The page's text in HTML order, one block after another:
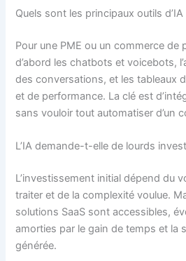
Quels sont les principaux outils
Pour une PME ou un commerce de
d’abord les chatbots et voicebots,
des conversations, et les tableaux
et de performance. La clé est
sans vouloir tout automatiser d’un
L’IA demande-t-elle de lourds
L’investissement initial dépend du
traiter et de la complexité voulue.
solutions SaaS sont accessibles,
amorties par le gain de temps et la
générée.